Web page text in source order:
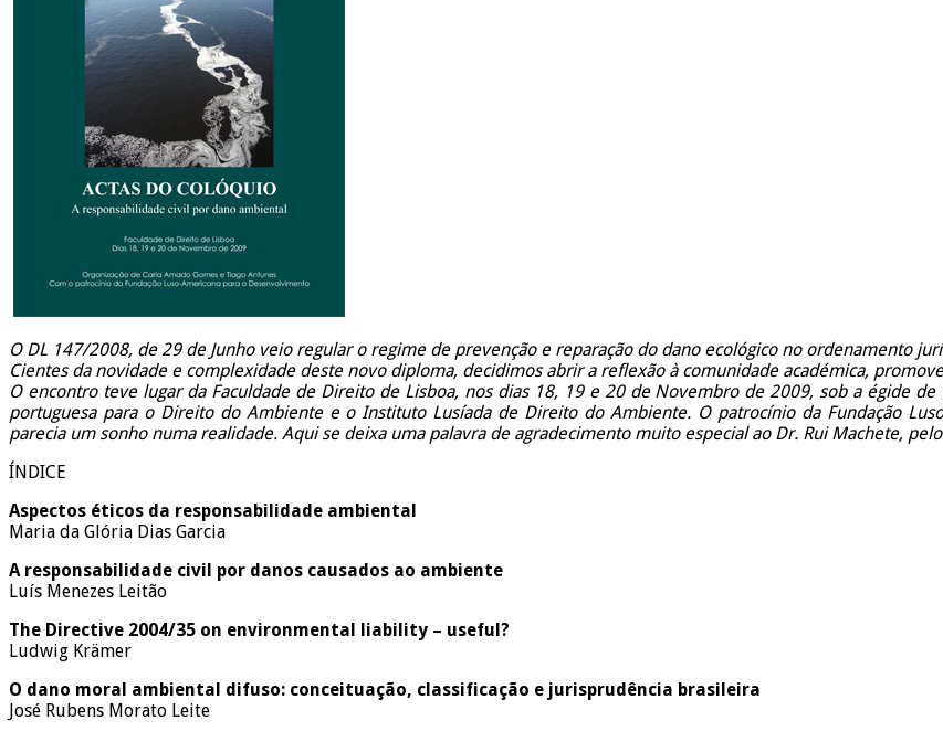
O DL 147/2008, de 29 de Junho veio regular o regime de prevenção e reparação do dano ecológico no ordenamento
Cientes da novidade e complexidade deste novo diploma, decidimos abrir a reflexão à comunidade académica,
O encontro teve lugar da Faculdade de Direito de Lisboa, nos dias 18, 19 e 20 de Novembro de 2009, sob a égide
portuguesa para o Direito do Ambiente e o Instituto Lusíada de Direito do Ambiente. O patrocínio da Fundação
parecia um sonho numa realidade. Aqui se deixa uma palavra de agradecimento muito especial ao Dr. Rui Machete,
ÍNDICE
Aspectos éticos da responsabilidade ambiental
Maria da Glória Dias Garcia
A responsabilidade civil por danos causados ao ambiente
Luís Menezes Leitão
The Directive 2004/35 on environmental liability – useful?
Ludwig Krämer
O dano moral ambiental difuso: conceituação, classificação e jurisprudência brasileira
José Rubens Morato Leite